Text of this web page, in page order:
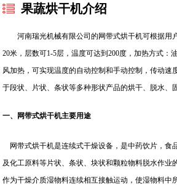
果蔬烘干机介绍
河南瑞光机械有限公司的网带式烘干机可根据用
20米，层数可1-5层，温度可达到200度，加热方式：
风加热，可实现温度的自动控制和手动控制，传动速
于段状、片状、条状等多种形状产品的烘干、脱水、
一、网带式烘干机主要用途
网带式烘干机是连续式干燥设备，是中药饮片，食
及化工原料等片状、条状、块状和颗粒物料脱水作业
作为干燥介质湿物料连续相互接触运动，使湿物料中